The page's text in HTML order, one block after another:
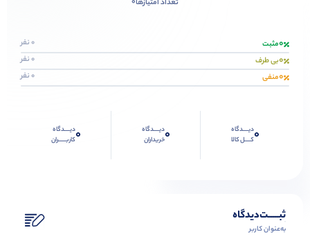
تعداد امتیازها
0مثبت 0 نفر
0بی طرف 0 نفر
0منفی 0 نفر
0دیــــدگاه
کــــل کالا
0دیــــدگاه
خریداران
0دیــــدگاه
کاربـــــران
ثبـــــت‌دیدگاه
به‌عنوان کاربر